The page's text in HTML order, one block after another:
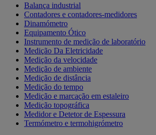
Balança industrial
Contadores e contadores-medidores
Dinamómetro
Equipamento Ótico
Instrumento de medição de laboratório
Medição Da Eletricidade
Medição da velocidade
Medição de ambiente
Medição de distância
Medição do tempo
Medição e marcação em estaleiro
Medição topográfica
Medidor e Detetor de Espessura
Termómetro e termohigrómetro